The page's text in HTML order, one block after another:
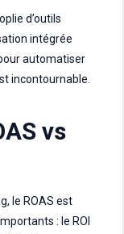
d’outils
intégrée
automatiser
incontournable.
vs
le ROAS est
: le ROI